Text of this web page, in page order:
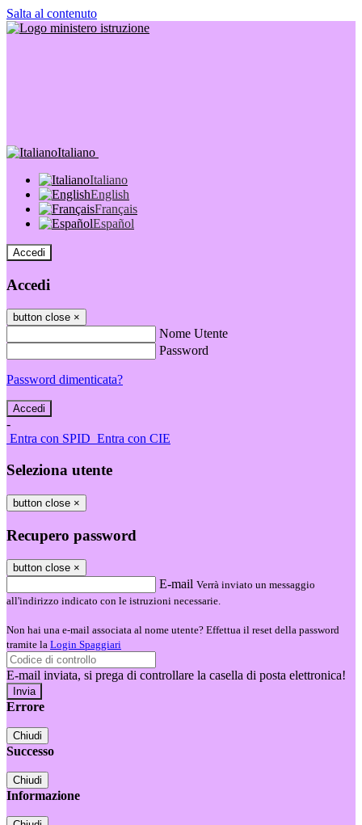
Salta al contenuto
Italiano
Italiano
English
Français
Español
Accedi
Accedi
button close ×
Nome Utente
Password
Password dimenticata?
-
Entra con SPID Entra con CIE
Seleziona utente
button close ×
Recupero password
button close ×
E-mail Verrà inviato un messaggio
all'indirizzo indicato con le istruzioni necessarie.
Non hai una e-mail associata al nome utente? Effettua il reset della password
tramite la Login Spaggiari
E-mail inviata, si prega di controllare la casella di posta elettronica!
Errore
Chiudi
Successo
Chiudi
Informazione